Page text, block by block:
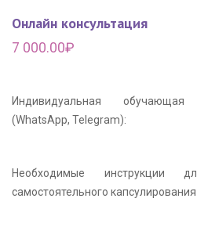
Онлайн консультация
7 000.00₽
Индивидуальная
(WhatsApp, Telegram):
Необходимые инструкции
самостоятельного